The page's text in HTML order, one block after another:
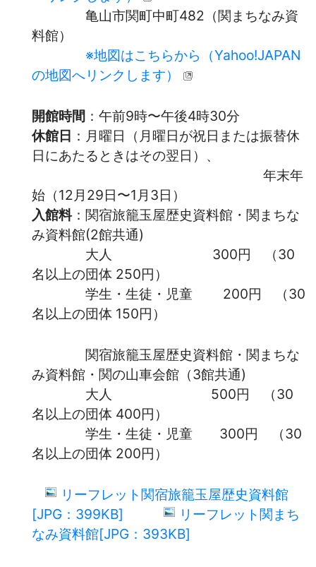
亀山市関町中町482（関まちなみ資
料館）
※地図はこちらから（Yahoo!JAPAN
の地図へリンクします）
開館時間 ：午前9時〜午後4時30分
休館日 ：月曜日（月曜日が祝日または振替休
日にあたるときはその翌日）、
年末年
始（12月29日〜1月3日）
入館料：関宿旅籠玉屋歴史資料館・関まちな
み資料館(2館共通)
大人 300円 （30
名以上の団体 250円）
学生・生徒・児童 200円 （30
名以上の団体 150円）
関宿旅籠玉屋歴史資料館・関まちな
み資料館・関の山車会館（3館共通)
大人 500円 （30
名以上の団体 400円）
学生・生徒・児童 300円 （30
名以上の団体 200円）
リーフレット関宿旅籠玉屋歴史資料館
[JPG：399KB]
リーフレット関まち
なみ資料館[JPG：393KB]